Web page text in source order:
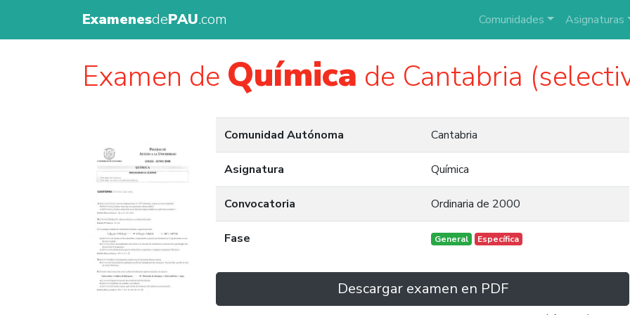
ExamenesdePAU.com Comunidades Asignaturas
Examen de Química de Cantabria
Comunidad Autónoma Cantabria
Asignatura Química
Convocatoria Ordinaria de 2000
Fase General Específica
Descargar examen en PDF